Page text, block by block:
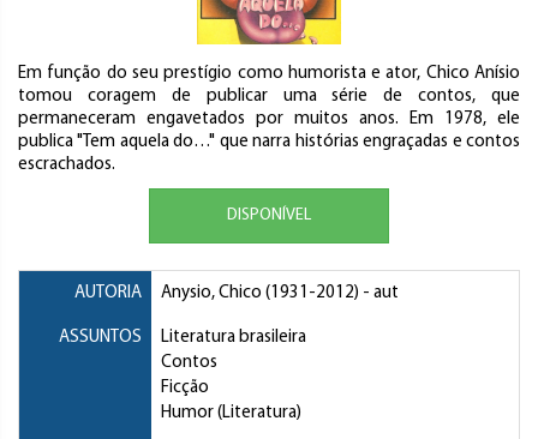
Em função do seu prestígio como humorista e ator, Chico Anísio
tomou coragem de publicar uma série de contos, que
permaneceram engavetados por muitos anos. Em 1978, ele
publica "Tem aquela do…" que narra histórias engraçadas e contos
escrachados.
DISPONÍVEL
AUTORIA Anysio, Chico (1931-2012) - aut
ASSUNTOS
Literatura brasileira
Contos
Ficção
Humor (Literatura)